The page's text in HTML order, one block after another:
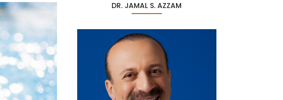
DR. JAMAL S. AZZAM